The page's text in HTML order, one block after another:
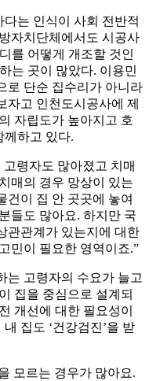
는 인식이 사회 전반적
자치단체에서도 시공사
를 어떻게 개조할 것인
는 곳이 많았다. 이용민
로 단순 집수리가 아니라
자고 인천도시공사에 제
자립도가 높아지고 호
께하고 있다.
령자도 많아졌고 치매
매의 경우 망상이 있는
건이 집 안 곳곳에 놓여
들도 많아요. 하지만 국
관관계가 있는지에 대한
민이 필요한 영역이죠.”
는 고령자의 수요가 늘고
집을 중심으로 설계되
개선에 대한 필요성이
집도 ‘건강검진’을 받
모르는 경우가 많아요.